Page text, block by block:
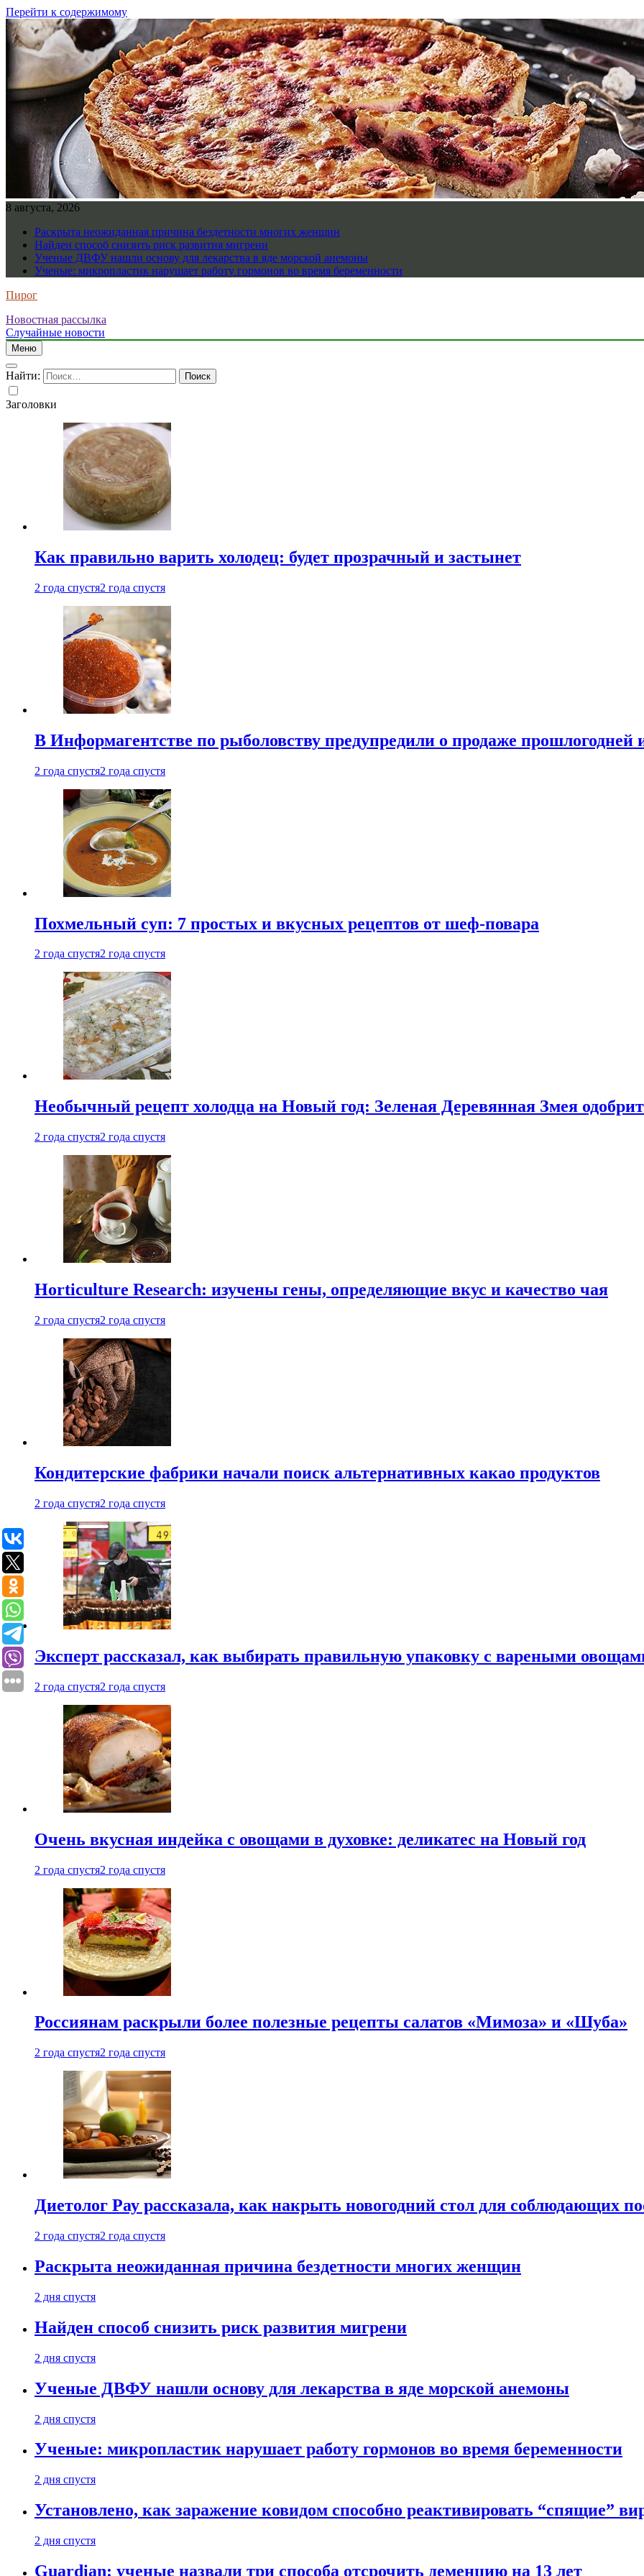
Перейти к содержимому
8 августа, 2026
Раскрыта неожиданная причина бездетности многих женщин
Найден способ снизить риск развития мигрени
Ученые ДВФУ нашли основу для лекарства в яде морской анемоны
Ученые: микропластик нарушает работу гормонов во время беременности
Пирог
Новостная рассылка
Случайные новости
Меню
Найти:
Заголовки
Как правильно варить холодец: будет прозрачный и застынет
2 года спустя2 года спустя
В Информагентстве по рыболовству предупредили о продаже прошлогодней
2 года спустя2 года спустя
Похмельный суп: 7 простых и вкусных рецептов от шеф-повара
2 года спустя2 года спустя
Необычный рецепт холодца на Новый год: Зеленая Деревянная Змея одобрит
2 года спустя2 года спустя
Horticulture Research: изучены гены, определяющие вкус и качество чая
2 года спустя2 года спустя
Кондитерские фабрики начали поиск альтернативных какао продуктов
2 года спустя2 года спустя
Эксперт рассказал, как выбирать правильную упаковку с вареными
2 года спустя2 года спустя
Очень вкусная индейка с овощами в духовке: деликатес на Новый год
2 года спустя2 года спустя
Россиянам раскрыли более полезные рецепты салатов «Мимоза» и «Шуба»
2 года спустя2 года спустя
Диетолог Рау рассказала, как накрыть новогодний стол для соблюдающих
2 года спустя2 года спустя
Раскрыта неожиданная причина бездетности многих женщин
2 дня спустя
Найден способ снизить риск развития мигрени
2 дня спустя
Ученые ДВФУ нашли основу для лекарства в яде морской анемоны
2 дня спустя
Ученые: микропластик нарушает работу гормонов во время беременности
2 дня спустя
Установлено, как заражение ковидом способно реактивировать “спящие”
2 дня спустя
Guardian: ученые назвали три способа отсрочить деменцию на 13 лет